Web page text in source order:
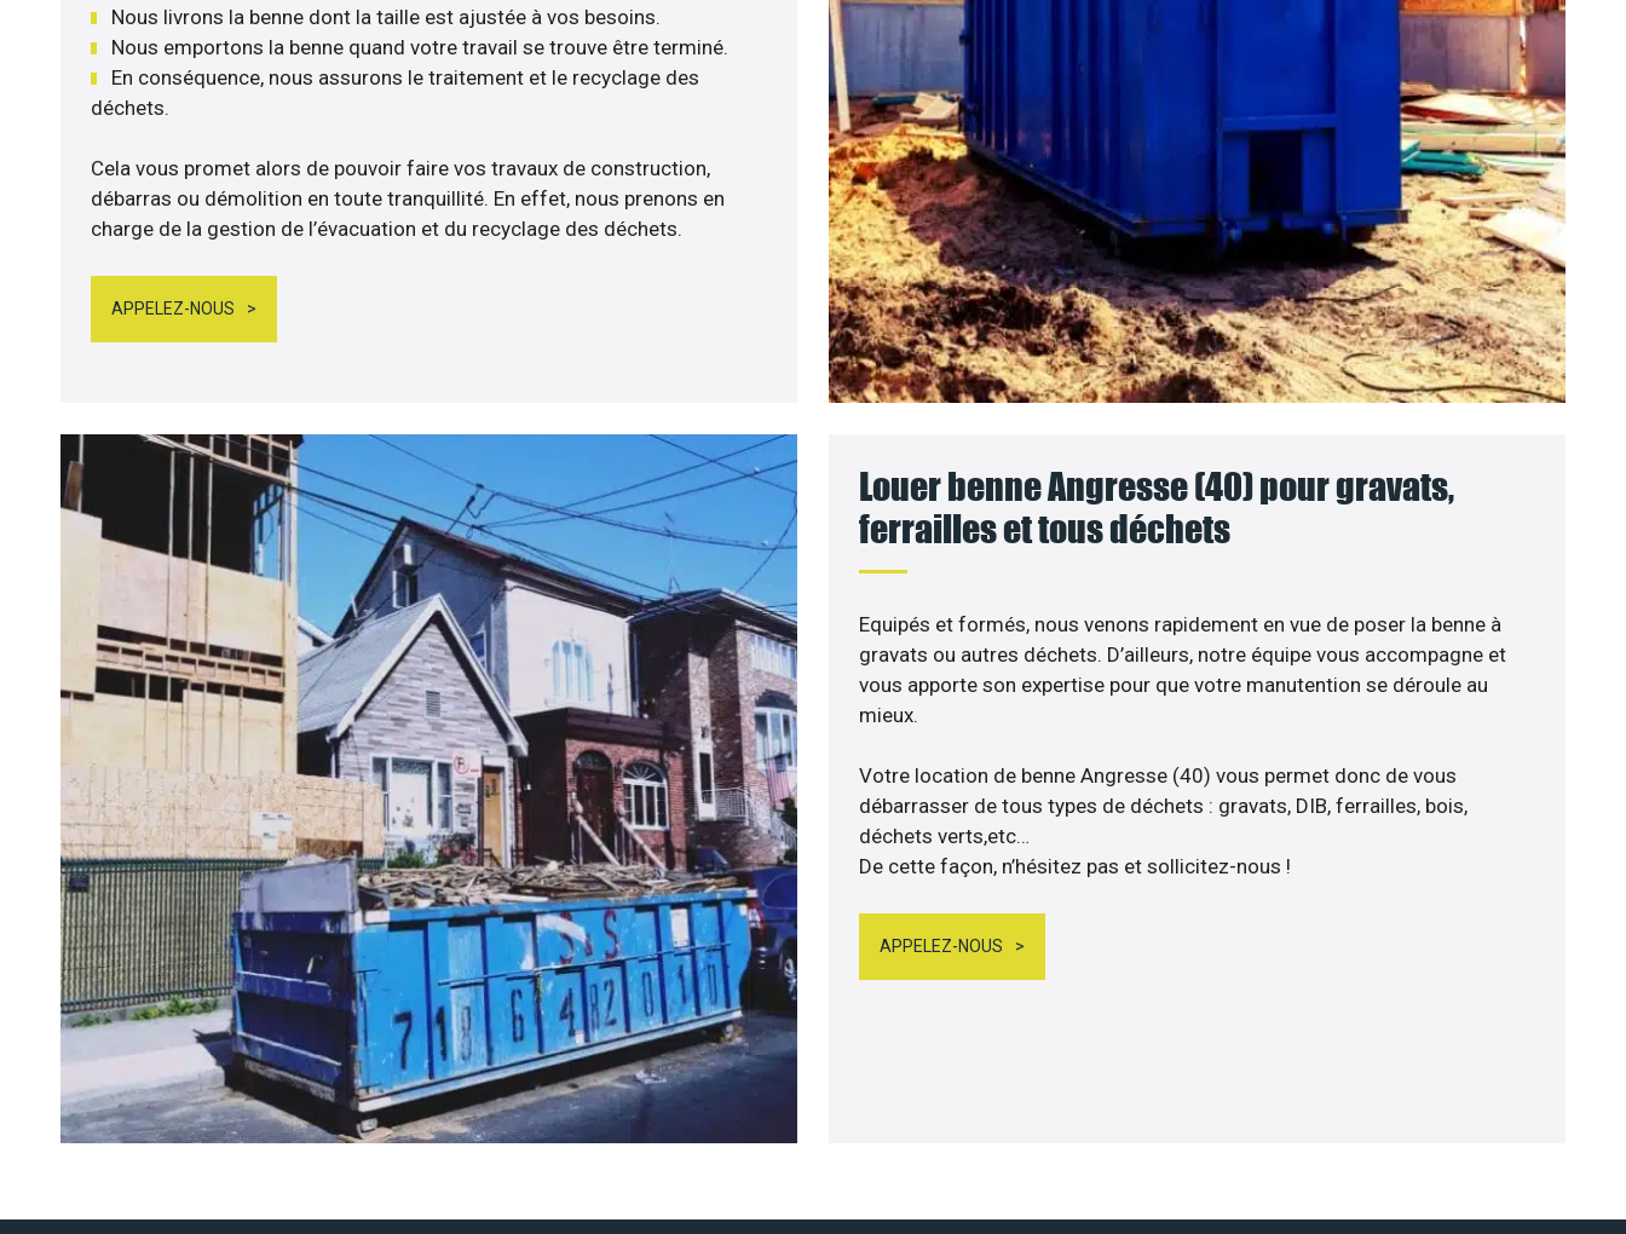
Nous livrons la benne dont la taille est ajustée à vos besoins.
Nous emportons la benne quand votre travail se trouve être terminé.
En conséquence, nous assurons le traitement et le recyclage des
déchets.
Cela vous promet alors de pouvoir faire vos travaux de construction,
débarras ou démolition en toute tranquillité. En effet, nous prenons en
charge de la gestion de l’évacuation et du recyclage des déchets.
APPELEZ-NOUS
Louer benne Angresse (40) pour gravats,
ferrailles et tous déchets
Equipés et formés, nous venons rapidement en vue de poser la benne à
gravats ou autres déchets. D’ailleurs, notre équipe vous accompagne et
vous apporte son expertise pour que votre manutention se déroule au
mieux.
Votre location de benne Angresse (40) vous permet donc de vous
débarrasser de tous types de déchets : gravats, DIB, ferrailles, bois,
déchets verts,etc…
De cette façon, n’hésitez pas et sollicitez-nous !
APPELEZ-NOUS